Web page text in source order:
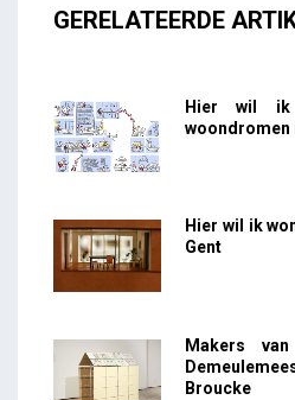
GERELATEERDE
Hier wil ik
woondromen
Hier wil ik
Gent
Makers
Broucke